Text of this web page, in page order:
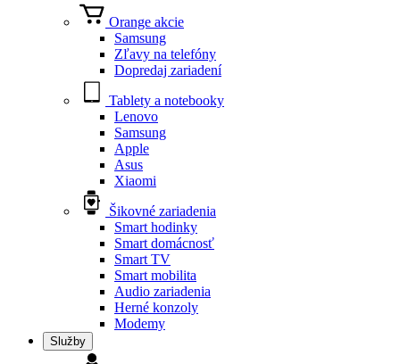
Orange akcie
Samsung
Zľavy na telefóny
Dopredaj zariadení
Tablety a notebooky
Lenovo
Samsung
Apple
Asus
Xiaomi
Šikovné zariadenia
Smart hodinky
Smart domácnosť
Smart TV
Smart mobilita
Audio zariadenia
Herné konzoly
Modemy
Služby